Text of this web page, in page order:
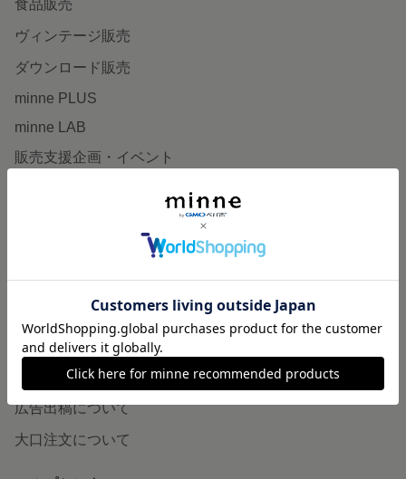
食品販売
ヴィンテージ販売
ダウンロード販売
minne PLUS
minne LAB
販売支援企画・イベント
minneとものづくりと
minneの本
企業の方へ
広告出稿について
大口注文について